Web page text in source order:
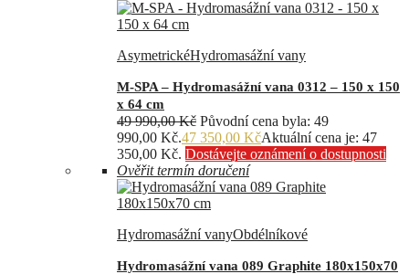
AsymetrickéHydromasážní vany
M-SPA – Hydromasážní vana 0312 – 150 x 150
x 64 cm
49 990,00Kč Původní cena byla: 49
990,00 Kč.47 350,00 KčAktuální cena je: 47
350,00 Kč. Dostávejte oznámení o dostupnosti
Ověřit termín doručení
Hydromasážní vanyObdélníkové
Hydromasážní vana 089 Graphite 180x150x70